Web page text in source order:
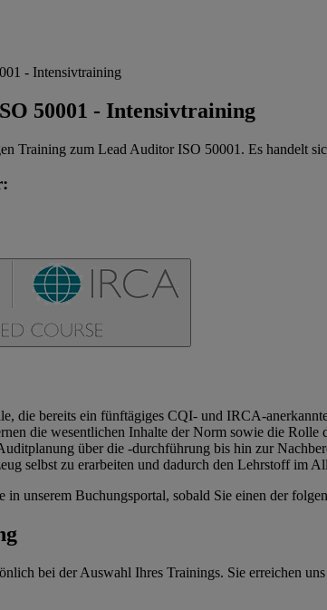
- Intensivtraining
50001 - Intensivtraining
Training zum Lead Auditor ISO 50001. Es handelt
die bereits ein fünftägiges CQI- und IRCA-
die wesentlichen Inhalte der Norm sowie die Rolle
über die -durchführung bis hin zur
selbst zu erarbeiten und dadurch den Lehrstoff
in unserem Buchungsportal, sobald Sie einen der
bei der Auswahl Ihres Trainings. Sie erreichen